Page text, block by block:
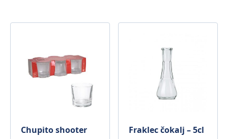
Chupito shooter Fraklec čokalj – 5cl